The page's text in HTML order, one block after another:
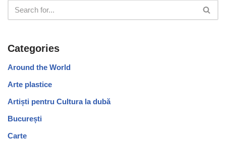
Categories
Around the World
Arte plastice
Artiști pentru Cultura la dubă
București
Carte